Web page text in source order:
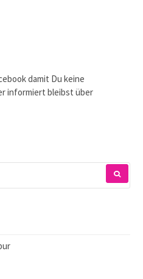
damit Du keine
informiert bleibst über